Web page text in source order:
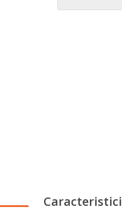
Caracteristici